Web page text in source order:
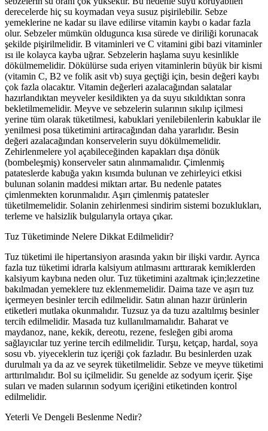
derecelerde hiç su koymadan veya susuz pişirilebilir. Sebze
yemeklerine ne kadar su ilave edilirse vitamin kaybı o kadar fazla
olur. Sebzeler mümkün oldugunca kısa sürede ve diriliği korunacak
şekilde pişirilmelidir. B vitaminleri ve C vitamini gibi bazi vitaminler
ısı ile kolayca kayba uğrar. Sebzelerin haşlama suyu kesinlikle
dökülmemelidir. Dökülürse suda eriyen vitaminlerin büyük bir kismi
(vitamin C, B2 ve folik asit vb) suya geçtiği için, besin değeri kaybı
çok fazla olacaktır. Vitamin değerleri azalacağından salatalar
hazırlandıktan meyveler kesildikten ya da suyu sıkıldıktan sonra
bekletilmemelidir. Meyve ve sebzelerin sularının sıkılıp içilmesi
yerine tüm olarak tüketilmesi, kabuklari yenilebilenlerin kabuklar ile
yenilmesi posa tüketimini artiracağından daha yararlıdır. Besin
değeri azalacağından konservelerin suyu dökülmemelidir.
Zehirlenmelere yol açabileceğinden kapakları dışa dönük
(bombeleşmiş) konserveler satın alınmamalıdır. Çimlenmiş
patateslerde kabuğa yakın kısımda bulunan ve zehirleyici etkisi
bulunan solanin maddesi miktarı artar. Bu nedenle patates
çimlenmekten korunmalıdır. Aşırı çimlenmiş patatesler
tüketilmemelidir. Solanin zehirlenmesi sindirim sistemi bozuklukları,
terleme ve halsizlik bulgularıyla ortaya çıkar.
Tuz Tüketiminde Nelere Dikkat Edilmelidir?
Tuz tüketimi ile hipertansiyon arasında yakın bir ilişki vardır. Ayrıca
fazla tuz tüketimi idrarla kalsiyum atılmasını arttırarak kemiklerden
kalsiyum kaybına neden olur. Tuz tüketimini azaltmak için;lezzetine
bakılmadan yemeklere tuz eklenmemelidir. Daima taze ve aşırı tuz
içermeyen besinler tercih edilmelidir. Satın alınan hazır ürünlerin
etiketleri mutlaka okunmalıdır. Tuzsuz ya da tuzu azaltılmış besinler
tercih edilmelidir. Masada tuz kullanılmamalıdır. Baharat ve
maydanoz, nane, kekik, dereotu, rezene, fesleğen gibi aroma
sağlayıcılar tuz yerine tercih edilmelidir. Turşu, ketçap, hardal, soya
sosu vb. yiyeceklerin tuz içeriği çok fazladır. Bu besinlerden uzak
durulmalı ya da az ve seyrek tüketilmelidir. Sebze ve meyve tüketimi
arttırılmalıdır. Bol su içilmelidir. Su genelde az sodyum içerir. Şişe
suları ve maden sularının sodyum içeriğini etiketinden kontrol
edilmelidir.
Yeterli Ve Dengeli Beslenme Nedir?